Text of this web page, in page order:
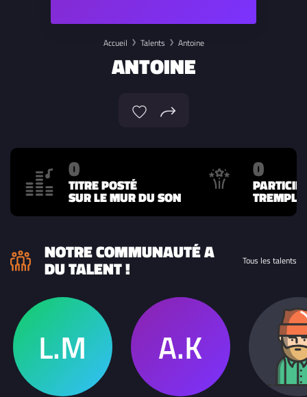
Accueil Talents Antoine
ANTOINE
0
TITRE POSTÉ
SUR LE MUR DU SON
0
NOTRE COMMUNAUTÉ A
DU TALENT ! Tous les talents